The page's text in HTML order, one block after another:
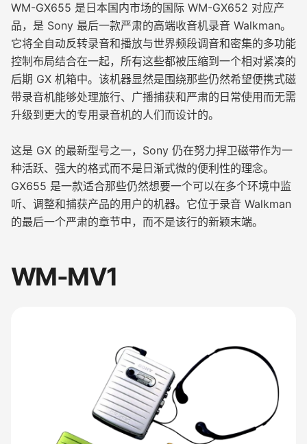
WM-GX655 是日本国内市场的国际 WM-GX652 对应产
品，是 Sony 最后一款严肃的高端收音机录音 Walkman。
它将全自动反转录音和播放与世界频段调音和密集的多功能
控制布局结合在一起，所有这些都被压缩到一个相对紧凑的
后期 GX 机箱中。该机器显然是围绕那些仍然希望便携式磁
带录音机能够处理旅行、广播捕获和严肃的日常使用而无需
升级到更大的专用录音机的人们而设计的。
这是 GX 的最新型号之一，Sony 仍在努力捍卫磁带作为一
种活跃、强大的格式而不是日渐式微的便利性的理念。
GX655 是一款适合那些仍然想要一个可以在多个环境中监
听、调整和捕获产品的用户的机器。它位于录音 Walkman
的最后一个严肃的章节中，而不是该行的新颖末端。
WM-MV1